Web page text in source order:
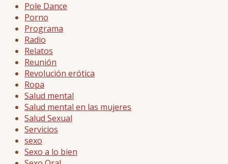
Pole Dance
Porno
Programa
Radio
Relatos
Reunión
Revolución erótica
Ropa
Salud mental
Salud mental en las mujeres
Salud Sexual
Servicios
sexo
Sexo a lo bien